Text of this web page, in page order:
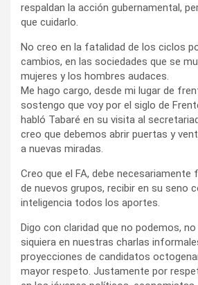
respaldan la acción gubernamental,
que cuidarlo.
No creo en la fatalidad de los ciclos
cambios, en las sociedades que se
mujeres y los hombres audaces.
Me hago cargo, desde mi lugar de
sostengo que voy por el siglo de
habló Tabaré en su visita al
creo que debemos abrir puertas y
a nuevas miradas.
Creo que el FA, debe necesariamente
de nuevos grupos, recibir en su seno
inteligencia todos los aportes.
Digo con claridad que no podemos,
siquiera en nuestras charlas
proyecciones de candidatos
mayor respeto. Justamente por